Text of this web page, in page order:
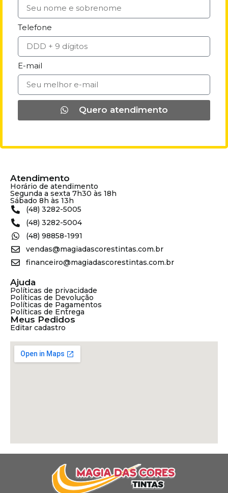
Telefone
E-mail
Quero atendimento
Atendimento
Horário de atendimento
Segunda a sexta 7h30 às 18h
Sábado 8h às 13h
(48) 3282-5005
(48) 3282-5004
(48) 98858-1991
vendas@magiadascorestintas.com.br
financeiro@magiadascorestintas.com.br
Ajuda
Políticas de privacidade
Políticas de Devolução
Políticas de Pagamentos
Políticas de Entrega
Meus Pedidos
Editar cadastro